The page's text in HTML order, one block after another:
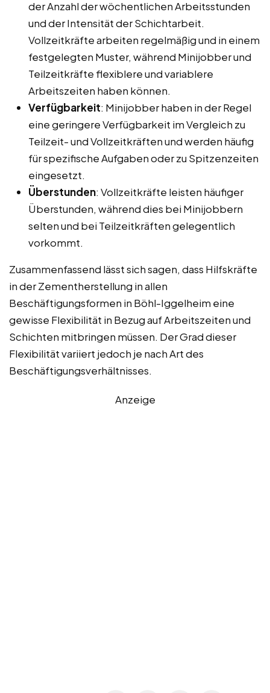
der Anzahl der wöchentlichen Arbeitsstunden
und der Intensität der Schichtarbeit.
Vollzeitkräfte arbeiten regelmäßig und in einem
festgelegten Muster, während Minijobber und
Teilzeitkräfte flexiblere und variablere
Arbeitszeiten haben können.
Verfügbarkeit: Minijobber haben in der Regel
eine geringere Verfügbarkeit im Vergleich zu
Teilzeit- und Vollzeitkräften und werden häufig
für spezifische Aufgaben oder zu Spitzenzeiten
eingesetzt.
Überstunden: Vollzeitkräfte leisten häufiger
Überstunden, während dies bei Minijobbern
selten und bei Teilzeitkräften gelegentlich
vorkommt.
Zusammenfassend lässt sich sagen, dass Hilfskräfte
in der Zementherstellung in allen
Beschäftigungsformen in Böhl-Iggelheim eine
gewisse Flexibilität in Bezug auf Arbeitszeiten und
Schichten mitbringen müssen. Der Grad dieser
Flexibilität variiert jedoch je nach Art des
Beschäftigungsverhältnisses.
Anzeige